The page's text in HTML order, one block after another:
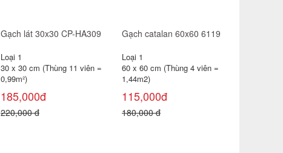
Gạch lát 30x30 CP-HA309
Loại 1
30 x 30 cm (Thùng 11 viên =
0,99m²)
185,000đ
220,000 đ
Gạch catalan 60x60 6119
Loại 1
60 x 60 cm (Thùng 4 viên =
1,44m2)
115,000đ
180,000 đ